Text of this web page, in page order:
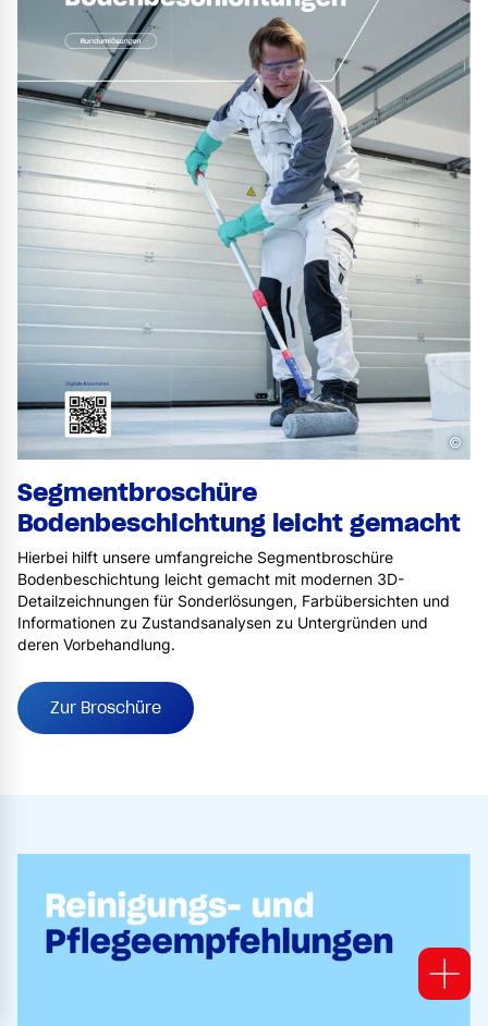
Segmentbroschüre
Bodenbeschichtung leicht gemacht
Hierbei hilft unsere umfangreiche Segmentbroschüre
Bodenbeschichtung leicht gemacht mit modernen 3D-
Detailzeichnungen für Sonderlösungen, Farbübersichten und
Informationen zu Zustandsanalysen zu Untergründen und
deren Vorbehandlung.
Zur Broschüre
©